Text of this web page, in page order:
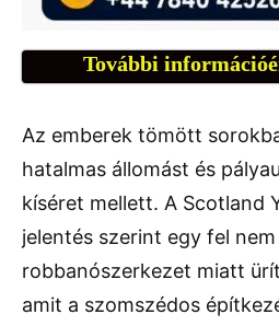
További
Az emberek tömött
hatalmas állomást és
kíséret mellett. A Scotland
jelentés szerint egy fel
robbanószerkezet miatt
amit a szomszédos